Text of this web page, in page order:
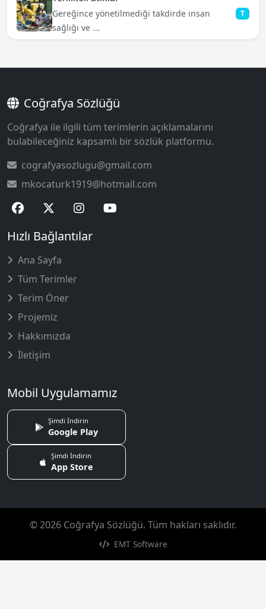
Gereğince yönetilmediği takdirde insan
sağlığı ve ...
T
Coğrafya Sözlüğü
Coğrafya ile ilgili tüm terimlerin açıklamalarını
bulabileceğiniz kapsamlı bir sözlük platformu.
cografyasozlugu@gmail.com
mkocaturk1919@hotmail.com
Hızlı Bağlantılar
Ana Sayfa
Tüm Terimler
Terim Öner
Projemiz
Hakkımızda
İletişim
Mobil Uygulamamız
Şimdi İndirin
Google Play
Şimdi İndirin
App Store
© 2026 Coğrafya Sözlüğü. Tüm hakları saklıdır.
EMT Software